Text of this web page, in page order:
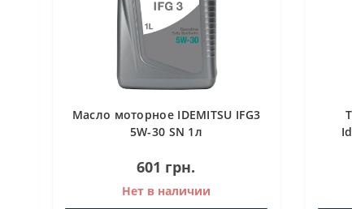
Масло моторное IDEMITSU IFG3
5W-30 SN 1л
601 грн.
Нет в наличии